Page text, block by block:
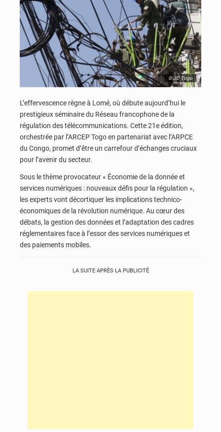
© JD Togo
L’effervescence règne à Lomé, où débute aujourd’hui le
prestigieux séminaire du Réseau francophone de la
régulation des télécommunications. Cette 21e édition,
orchestrée par l’ARCEP Togo en partenariat avec l’ARPCE
du Congo, promet d’être un carrefour d’échanges cruciaux
pour l’avenir du secteur.
Sous le thème provocateur « Économie de la donnée et
services numériques : nouveaux défis pour la régulation »,
les experts vont décortiquer les implications technico-
économiques de la révolution numérique. Au cœur des
débats, la gestion des données et l’adaptation des cadres
réglementaires face à l’essor des services numériques et
des paiements mobiles.
LA SUITE APRÈS LA PUBLICITÉ